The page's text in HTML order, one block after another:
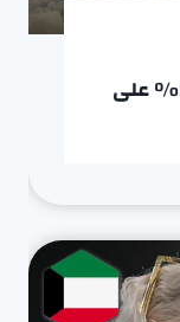
طيران الجزيرة يعلن عن خصم 50% على